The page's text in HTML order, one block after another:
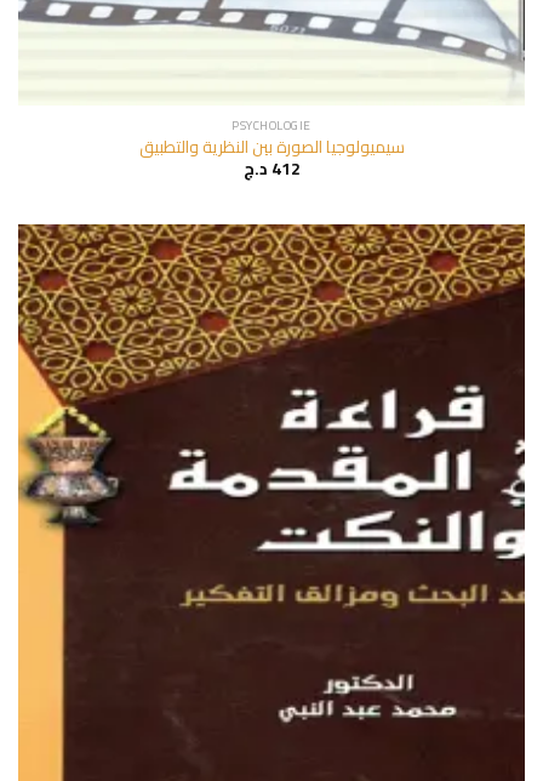
PSYCHOLOGIE
سيميولوجيا الصورة بين النظرية والتطبيق
412د.ج